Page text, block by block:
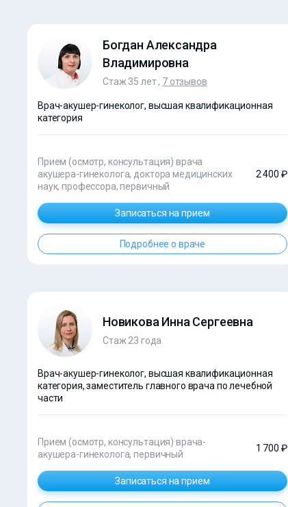
Богдан Александра
Владимировна
Стаж 35 лет , 7 отзывов
Врач-акушер-гинеколог, высшая квалификационная
категория
Прием (осмотр, консультация) врача
акушера-гинеколога, доктора медицинских
наук, профессора, первичный
2 400 ₽
Записаться на прием
Подробнее о враче
Новикова Инна Сергеевна
Стаж 23 года
Врач-акушер-гинеколог, высшая квалификационная
категория, заместитель главного врача по лечебной
части
Прием (осмотр, консультация) врача-
акушера-гинеколога, первичный
1 700 ₽
Записаться на прием